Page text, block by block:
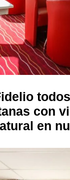
con
en